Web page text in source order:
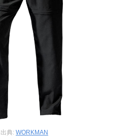
出典: WORKMAN